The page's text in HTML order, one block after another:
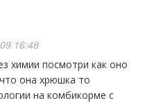
16:48
она хрюшка то
на комбикорме с